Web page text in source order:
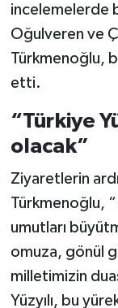
incelemelerde
Oğulveren ve
Türkmenoğlu,
etti.
“Türkiye
olacak”
Ziyaretlerin
Türkmenoğlu,
umutları
omuza, gönül
milletimizin
Yüzyılı, bu